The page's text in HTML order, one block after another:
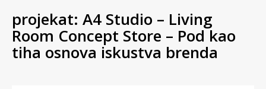
projekat: A4 Studio – Living
Room Concept Store – Pod kao
tiha osnova iskustva brenda